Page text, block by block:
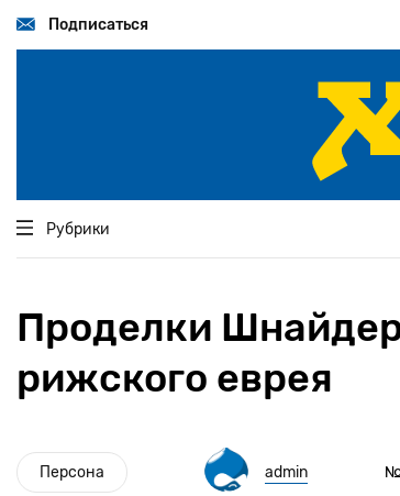
основномуПодписаться
Рубрики
Проделки
рижского еврея
Персона admin №